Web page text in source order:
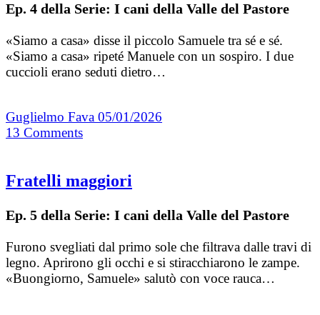
Ep. 4 della Serie: I cani della Valle del Pastore
«Siamo a casa» disse il piccolo Samuele tra sé e sé.
«Siamo a casa» ripeté Manuele con un sospiro. I due
cuccioli erano seduti dietro…
Guglielmo Fava 05/01/2026
13 Comments
Fratelli maggiori
Ep. 5 della Serie: I cani della Valle del Pastore
Furono svegliati dal primo sole che filtrava dalle travi di
legno. Aprirono gli occhi e si stiracchiarono le zampe.
«Buongiorno, Samuele» salutò con voce rauca…